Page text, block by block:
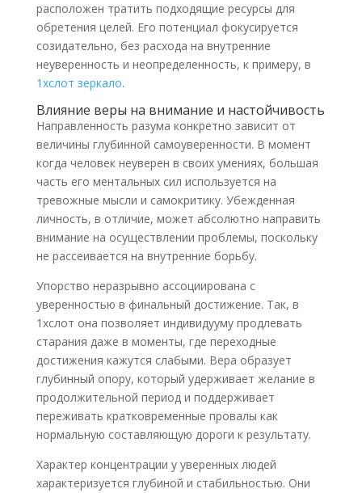
расположен тратить подходящие ресурсы для
обретения целей. Его потенциал фокусируется
созидательно, без расхода на внутренние
неуверенность и неопределенность, к примеру, в
1хслот зеркало.
Влияние веры на внимание и настойчивость
Направленность разума конкретно зависит от
величины глубинной самоуверенности. В момент
когда человек неуверен в своих умениях, большая
часть его ментальных сил используется на
тревожные мысли и самокритику. Убежденная
личность, в отличие, может абсолютно направить
внимание на осуществлении проблемы, поскольку
не рассеивается на внутренние борьбу.
Упорство неразрывно ассоциирована с
уверенностью в финальный достижение. Так, в
1хслот она позволяет индивидууму продлевать
старания даже в моменты, где переходные
достижения кажутся слабыми. Вера образует
глубинный опору, который удерживает желание в
продолжительной период и поддерживает
переживать кратковременные провалы как
нормальную составляющую дороги к результату.
Характер концентрации у уверенных людей
характеризуется глубиной и стабильностью. Они